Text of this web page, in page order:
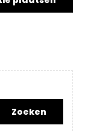
Zoeken